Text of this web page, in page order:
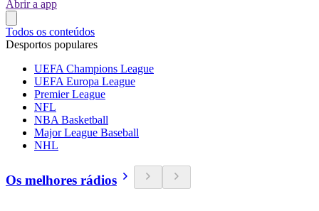
Abrir a app
Todos os conteúdos
Desportos populares
UEFA Champions League
UEFA Europa League
Premier League
NFL
NBA Basketball
Major League Baseball
NHL
Os melhores rádios